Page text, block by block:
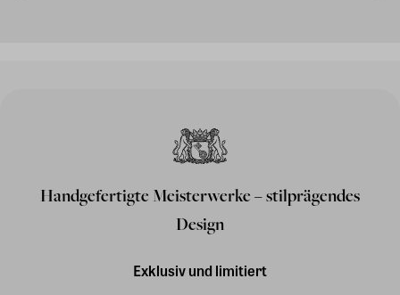
Handgefertigte Meisterwerke – stilprägendes
Design
Exklusiv und limitiert